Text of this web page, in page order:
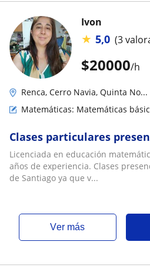
$20000/h
Ivon
★ 5,0 (3
Renca, Cerro Navia, Quinta No...
Matemáticas: Matemáticas
Clases particulares
Licenciada en educación
años de experiencia. Clases
de Santiago ya que v...
ver más